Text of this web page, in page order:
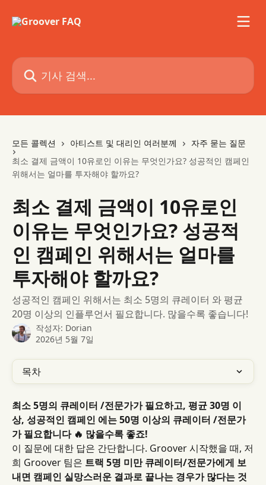
기사 검색...
모든 콜렉션 아티스트 및 대리인 여러분께
자주 묻는 질문
최소 결제 금액이 10유로인 이유는 무엇인가요? 성공적인 캠페인
위해서는 얼마를 투자해야 할까요?
최소 결제 금액이 10유로인
이유는 무엇인가요? 성공적
인 캠페인 위해서는 얼마를
투자해야 할까요?
성공적인 캠페인 위해서는 최소 5명의 큐레이터 와 평균
20명 이상의 인플루언서 필요합니다. 많을수록 좋습니다!
작성자: Dorian
2026년 5월 7일
목차
최소 5명의 큐레이터 /전문가가 필요하고, 평균 30명 이
상, 성공적인 캠페인 에는 50명 이상의 큐레이터 /전문가
가 필요합니다 🔥 많을수록 좋죠!
이 질문에 대한 답은 간단합니다. Groover 시작했을 때, 저
희 Groover 팀은 트랙 5명 미만 큐레이터/전문가에게 보
내면 캠페인 실망스러운 결과로 끝나는 경우가 많다는 것